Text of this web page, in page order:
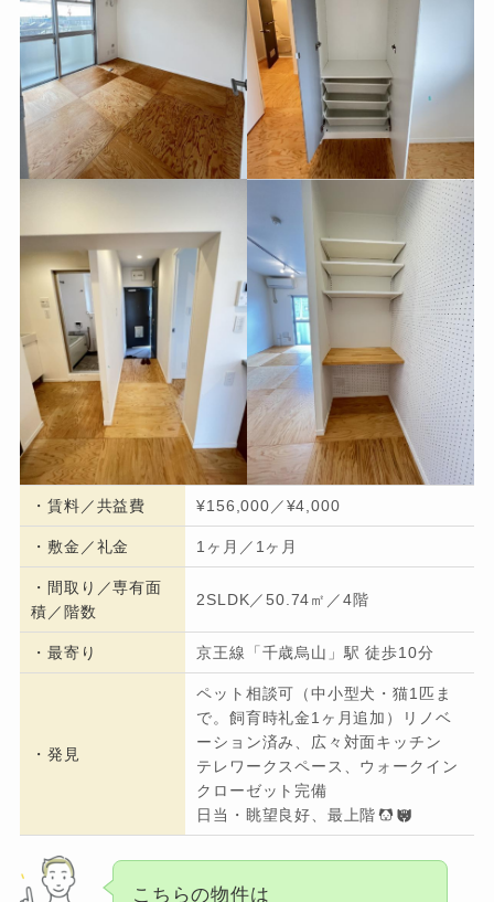
・賃料／共益費 ¥156,000／¥4,000
・ 敷金／礼金 1ヶ月／1ヶ月
・間取り／専有面
積／階数
2SLDK／50.74㎡／4階
・最寄り 京王線「千歳烏山」駅 徒歩10分
・発見
ペット相談可（中小型犬・猫1匹ま
で。飼育時礼金1ヶ月追加）リノベ
ーション済み、広々対面キッチン
テレワークスペース、ウォークイン
クローゼット完備
日当・眺望良好、最上階
こちらの物件は